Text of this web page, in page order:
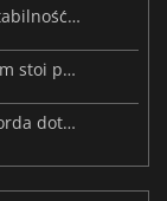
Nowa aktualizacja w Palworld poprawia stabilność Sunreach i walk z bossami
Projekt Helix znów w grze, przyszłość Steam stoi pod znakiem zapytania
Złośliwe oprogramowanie i przejęcie Discorda dotknęły Meccha Chameleon